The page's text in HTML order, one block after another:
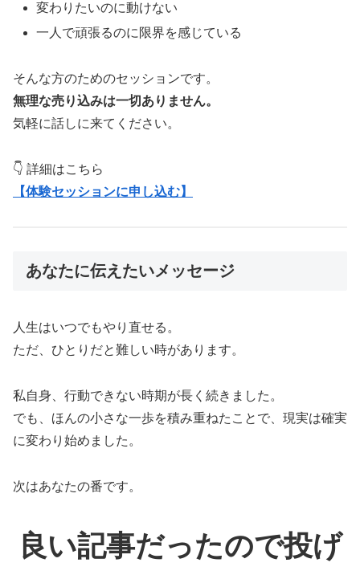
変わりたいのに動けない
一人で頑張るのに限界を感じている
そんな方のためのセッションです。
無理な売り込みは一切ありません。
気軽に話しに来てください。
👇 詳細はこちら
【体験セッションに申し込む】
あなたに伝えたいメッセージ
人生はいつでもやり直せる。
ただ、ひとりだと難しい時があります。
私自身、行動できない時期が長く続きました。
でも、ほんの小さな一歩を積み重ねたことで、現実は確実
に変わり始めました。
次はあなたの番です。
良い記事だったので投げ